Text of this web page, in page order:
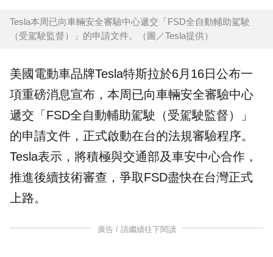
Tesla本周已向車輛安全審驗中心遞交「FSD全自動輔助駕駛
（受駕駛監督）」的申請文件。（圖／Tesla提供）
美國電動車品牌Tesla特斯拉於6月16日公布一
項重磅消息宣布，本周已向車輛安全審驗中心
遞交「 FSD全自動輔助駕駛（受駕駛監督）」
的申請文件，正式啟動在台的法規審驗程序。
Tesla表示，將積極與交通部及車安中心合作，
推進後續技術審查，爭取FSD盡快在台灣正式
上路。
廣告 / 請繼續往下閱讀